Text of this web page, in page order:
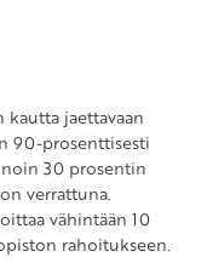
kautta jaettavaan
90-prosenttisesti
30 prosentin
verrattuna.
vähintään 10
rahoitukseen.